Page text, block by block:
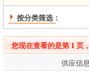
按分类筛选：
您现在查看的是第 1 页
供应信